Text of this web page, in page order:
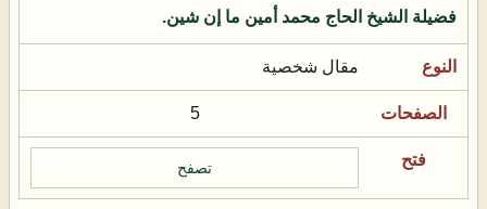
فضيلة الشيخ الحاج محمد أمين ما إن شين.
مقال شخصية
5
تصفح